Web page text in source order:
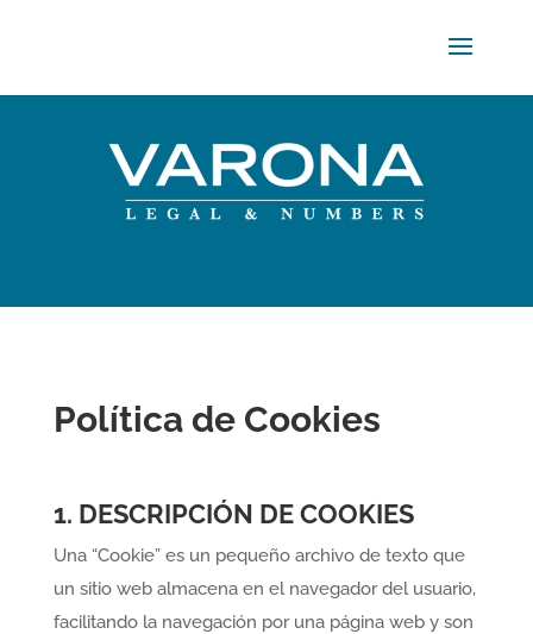
Política de Cookies
1. DESCRIPCIÓN DE COOKIES
Una “Cookie” es un pequeño archivo de texto que
un sitio web almacena en el navegador del usuario,
facilitando la navegación por una página web y son